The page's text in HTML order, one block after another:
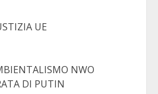
UE
NWO
DI PUTIN